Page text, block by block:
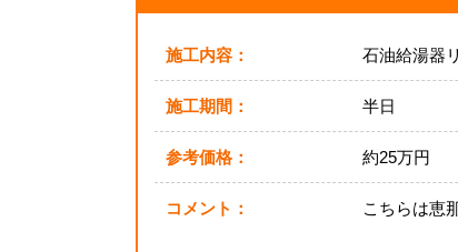
施工内容： 石油給湯器
施工期間： 半日
参考価格： 約25万円
コメント： こちらは恵